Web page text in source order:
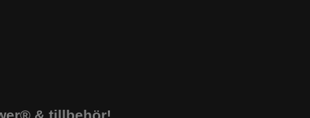
& tillbehör!